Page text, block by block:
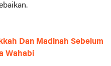
Dan Madinah Sebelum
Wahabi